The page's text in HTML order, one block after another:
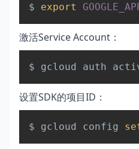
$ export
激活Service Account：
$ gcloud auth
设置SDK的项目ID：
$ gcloud config